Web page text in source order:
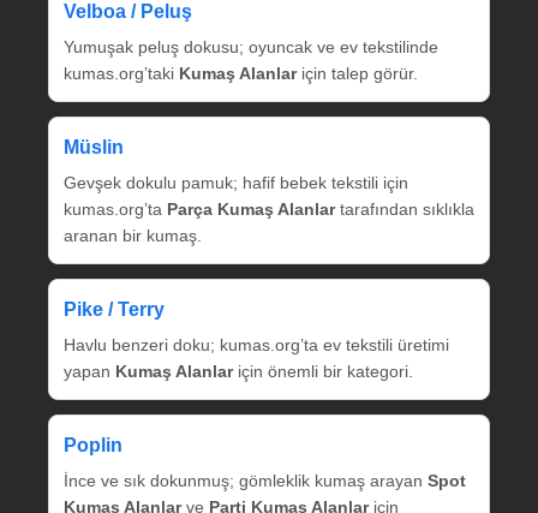
Velboa / Peluş
Yumuşak peluş dokusu; oyuncak ve ev tekstilinde
kumas.org’taki Kumaş Alanlariçin talep görür.
Müslin
Gevşek dokulu pamuk; hafif bebek tekstili için
kumas.org’ta Parça Kumaş Alanlartarafından sıklıkla
aranan bir kumaş.
Pike / Terry
Havlu benzeri doku; kumas.org’ta ev tekstili üretimi
yapan Kumaş Alanlariçin önemli bir kategori.
Poplin
İnce ve sık dokunmuş; gömleklik kumaş arayan Spot
Kumaş Alanlarve Parti Kumaş Alanlariçin